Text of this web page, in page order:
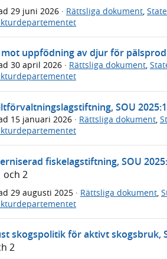
29 juni 2026 · Rättsliga dokument,
uppfödning av djur för
30 april 2026 · Rättsliga dokument,
SOU
15 januari 2026 · Rättsliga dokument,
fiskelagstiftning, SOU
och 2
29 augusti 2025 · Rättsliga dokument
skogspolitik för aktivt skogsbruk,
2